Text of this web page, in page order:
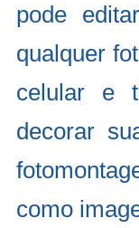
pode
qualquer
celular e
decorar
como